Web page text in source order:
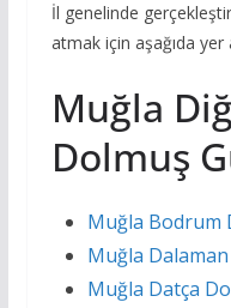
İl genelinde
atmak için aşağıda yer
Muğla
Dolmuş
Muğla Bodrum
Muğla
Muğla Datça